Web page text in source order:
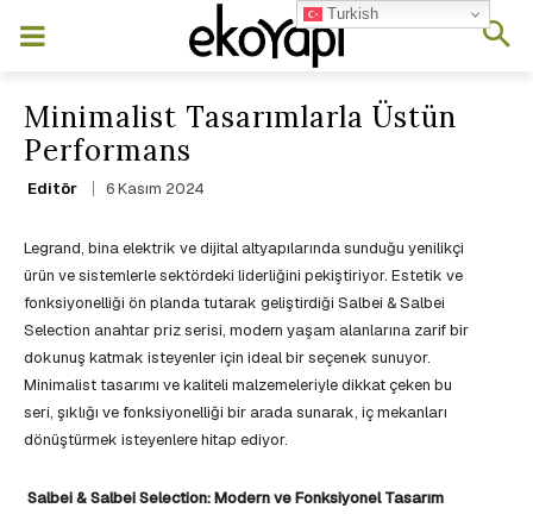
Minimalist Tasarımlarla Üstün
Performans
Editör 6 Kasım 2024
Legrand, bina elektrik ve dijital altyapılarında sunduğu yenilikçi
ürün ve sistemlerle sektördeki liderliğini pekiştiriyor. Estetik ve
fonksiyonelliği ön planda tutarak geliştirdiği Salbei & Salbei
Selection anahtar priz serisi, modern yaşam alanlarına zarif bir
dokunuş katmak isteyenler için ideal bir seçenek sunuyor.
Minimalist tasarımı ve kaliteli malzemeleriyle dikkat çeken bu
seri, şıklığı ve fonksiyonelliği bir arada sunarak, iç mekanları
dönüştürmek isteyenlere hitap ediyor.
Salbei & Salbei Selection: Modern ve Fonksiyonel Tasarım
Turkish